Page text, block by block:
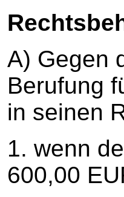
A) Gegen
Berufung
in seinen
1. wenn
600,00